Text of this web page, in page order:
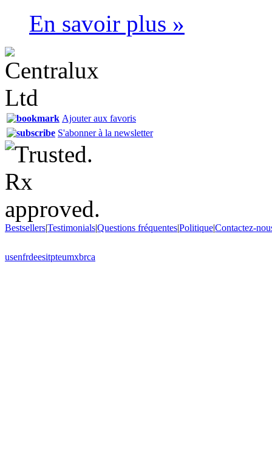
En savoir plus »
Ajouter aux favoris
S'abonner à la newsletter
Bestsellers|Testimonials|Questions fréquentes|Politique|Contactez-
usenfrdeesitpteumxbrca